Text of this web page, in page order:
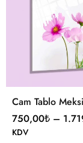
Cam Tablo
750,00₺ –
KDV